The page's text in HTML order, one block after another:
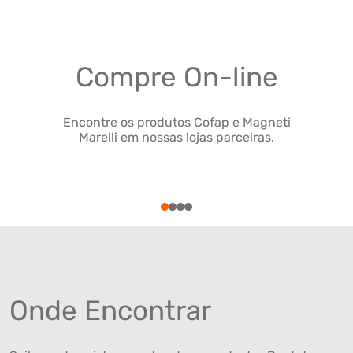
Compre On-line
Encontre os produtos Cofap e Magneti
Marelli em nossas lojas parceiras.
1234
Onde Encontrar